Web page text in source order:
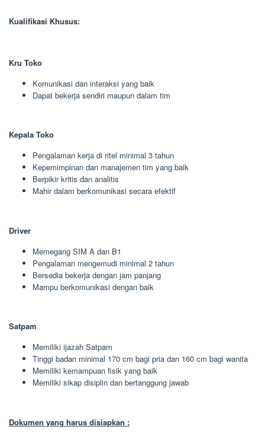
Kualifikasi Khusus:
Kru Toko
Komunikasi dan interaksi yang baik
Dapat bekerja sendiri maupun dalam tim
Kepala Toko
Pengalaman kerja di ritel minimal 3 tahun
Kepemimpinan dan manajemen tim yang baik
Berpikir kritis dan analitis
Mahir dalam berkomunikasi secara efektif
Driver
Memegang SIM A dan B1
Pengalaman mengemudi minimal 2 tahun
Bersedia bekerja dengan jam panjang
Mampu berkomunikasi dengan baik
Satpam
Memiliki ijazah Satpam
Tinggi badan minimal 170 cm bagi pria dan 160 cm bagi wanita
Memiliki kemampuan fisik yang baik
Memiliki sikap disiplin dan bertanggung jawab
Dokumen yang harus disiapkan :